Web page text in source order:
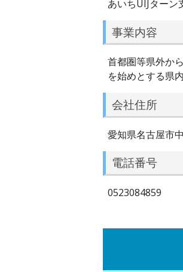
あいちUIJターン
事業内容
首都圏等県外か
を始めとする県
会社住所
愛知県名古屋市
電話番号
0523084859